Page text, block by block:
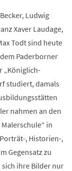
Ludwig
Xaver Laudage,
Todt sind heute
Paderborner
„Königlich-
studiert, damals
nahmen an den
in
, Historien-,
Gegensatz zu
ihre Bilder nur